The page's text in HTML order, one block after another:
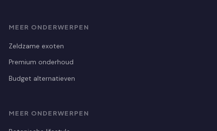
MEER ONDERWERPEN
Zeldzame exoten
Premium onderhoud
Budget alternatieven
MEER ONDERWERPEN